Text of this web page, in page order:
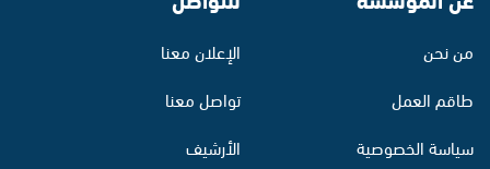
من نحن
طاقم العمل
سياسة الخصوصية
الإعلان معنا
تواصل معنا
الأرشيف